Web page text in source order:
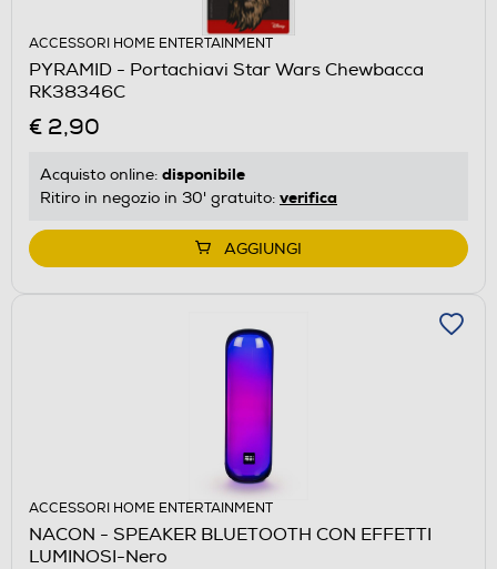
ACCESSORI HOME ENTERTAINMENT
PYRAMID - Portachiavi Star Wars Chewbacca
RK38346C
€ 2,90
Acquisto online: disponibile
Ritiro in negozio in 30' gratuito: verifica
AGGIUNGI
ACCESSORI HOME ENTERTAINMENT
NACON - SPEAKER BLUETOOTH CON EFFETTI
LUMINOSI-Nero